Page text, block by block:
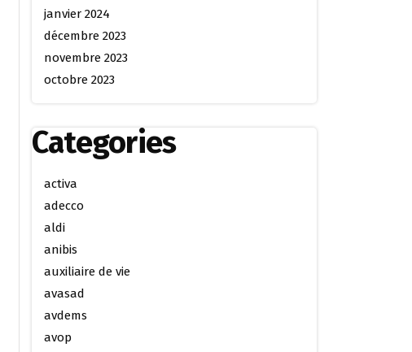
janvier 2024
décembre 2023
novembre 2023
octobre 2023
Categories
activa
adecco
aldi
anibis
auxiliaire de vie
avasad
avdems
avop